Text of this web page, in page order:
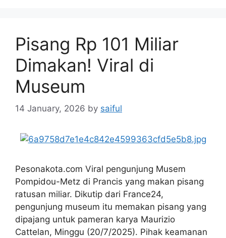
Pisang Rp 101 Miliar
Dimakan! Viral di
Museum
14 January, 2026 by saiful
Pesonakota.com Viral pengunjung Musem
Pompidou-Metz di Prancis yang makan pisang
ratusan miliar. Dikutip dari France24,
pengunjung museum itu memakan pisang yang
dipajang untuk pameran karya Maurizio
Cattelan, Minggu (20/7/2025). Pihak keamanan